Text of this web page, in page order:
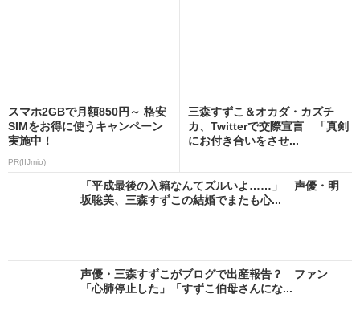
スマホ2GBで月額850円～ 格安
SIMをお得に使うキャンペーン
実施中！
PR(IIJmio)
三森すずこ＆オカダ・カズチ
カ、Twitterで交際宣言 「真剣
にお付き合いをさせ...
「平成最後の入籍なんてズルいよ……」 声優・明
坂聡美、三森すずこの結婚でまたも心...
声優・三森すずこがブログで出産報告？ ファン
「心肺停止した」「すずこ伯母さんにな...